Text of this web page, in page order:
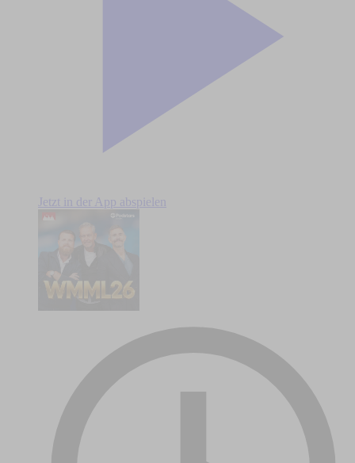
Jetzt in der App abspielen